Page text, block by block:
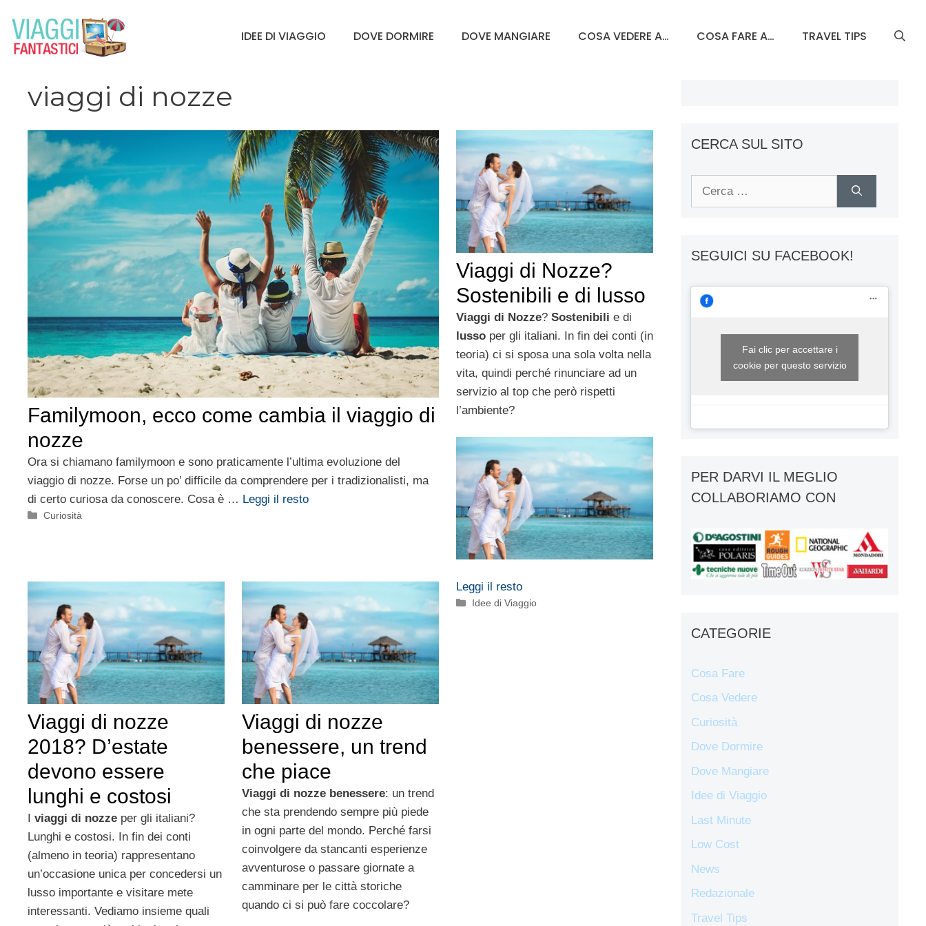
contenuto
IDEE DI VIAGGIO DOVE DORMIRE DOVE MANGIARE COSA VEDERE A… COSA FARE A… TRAVEL TIPS
viaggi di nozze
Familymoon, ecco come cambia il viaggio di
nozze
Ora si chiamano familymoon e sono praticamente l’ultima evoluzione del
viaggio di nozze. Forse un po’ difficile da comprendere per i tradizionalisti, ma
di certo curiosa da conoscere. Cosa è … Leggi il resto
Categorie
Curiosità
Viaggi di Nozze?
Sostenibili e di lusso
Viaggi di Nozze? Sostenibili e di
lussoper gli italiani. In fin dei conti (in
teoria) ci si sposa una sola volta nella
vita, quindi perché rinunciare ad un
servizio al top che però rispetti
l’ambiente?
Leggi il resto
Categorie
Idee di Viaggio
Viaggi di nozze
2018? D’estate
devono essere
lunghi e costosi
I viaggi di nozze per gli italiani?
Lunghi e costosi. In fin dei conti
(almeno in teoria) rappresentano
un’occasione unica per concedersi un
lusso importante e visitare mete
interessanti. Vediamo insieme quali
Viaggi di nozze
benessere, un trend
che piace
Viaggi di nozze benessere: un trend
che sta prendendo sempre più piede
in ogni parte del mondo. Perché farsi
coinvolgere da stancanti esperienze
avventurose o passare giornate a
camminare per le città storiche
quando ci si può fare coccolare?
CERCA SUL SITO
SEGUICI SU FACEBOOK!
Fai clic per accettare i
cookie per questo servizio
PER DARVI IL MEGLIO
COLLABORIAMO CON
CATEGORIE
Cosa Fare
Cosa Vedere
Curiosità
Dove Dormire
Dove Mangiare
Idee di Viaggio
Last Minute
Low Cost
News
Redazionale
Travel Tips